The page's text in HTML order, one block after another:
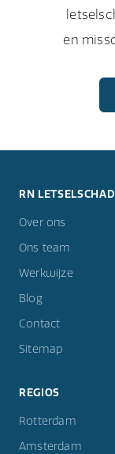
en
RN
Over ons
Ons team
Werkwijze
Blog
Contact
Sitemap
REGIOS
Rotterdam
Amsterdam